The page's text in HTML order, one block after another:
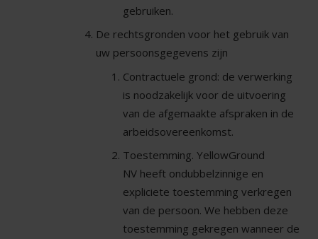
gebruiken.
De rechtsgronden voor het gebruik van
uw persoonsgegevens zijn
Contractuele grond: de verwerking
is noodzakelijk voor de uitvoering
van de afgemaakte afspraken in de
arbeidsovereenkomst.
Toestemming. YellowGround
NV heeft ondubbelzinnige en
expliciete toestemming verkregen
van de persoon. We hebben deze
toestemming gekregen wanneer de